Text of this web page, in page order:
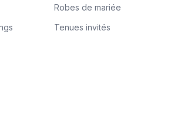
Robes de mariée
Tenues invités